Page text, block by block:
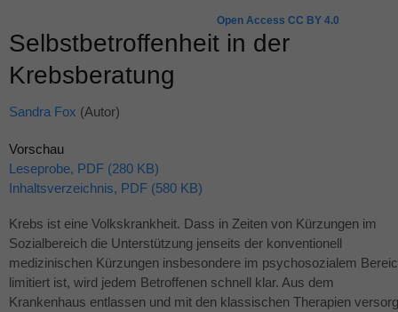
Open Access CC BY 4.0
Selbstbetroffenheit in der
Krebsberatung
Sandra Fox (Autor)
Vorschau
Leseprobe, PDF (280 KB)
Inhaltsverzeichnis, PDF (580 KB)
Krebs ist eine Volkskrankheit. Dass in Zeiten von Kürzungen im
Sozialbereich die Unterstützung jenseits der konventionell
medizinischen Kürzungen insbesondere im psychosozialem
limitiert ist, wird jedem Betroffenen schnell klar. Aus dem
Krankenhaus entlassen und mit den klassischen Therapien